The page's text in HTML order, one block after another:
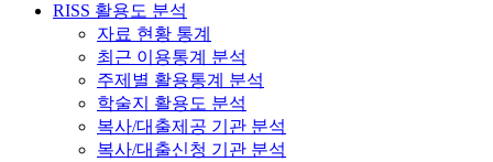
RISS 활용도 분석
자료 현황 통계
최근 이용통계 분석
주제별 활용통계 분석
학술지 활용도 분석
복사/대출제공 기관 분석
복사/대출신청 기관 분석